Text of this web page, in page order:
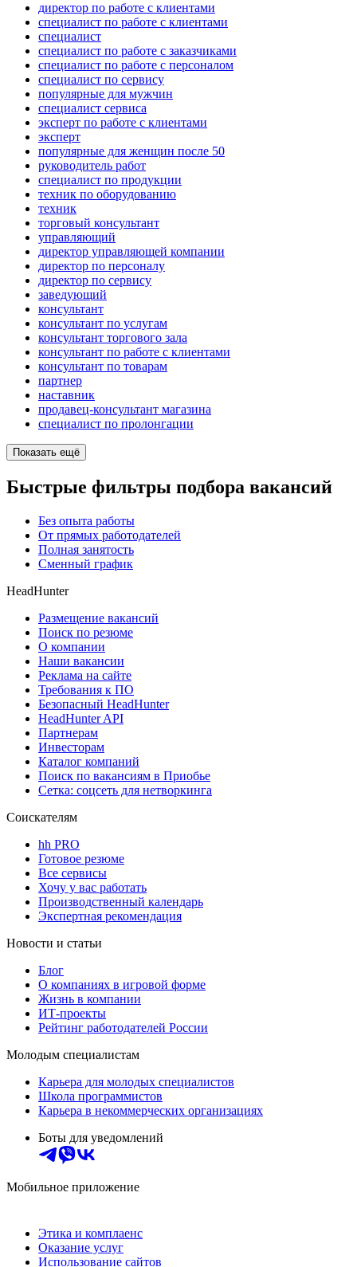
директор по работе с клиентами
специалист по работе с клиентами
специалист
специалист по работе с заказчиками
специалист по работе с персоналом
специалист по сервису
популярные для мужчин
специалист сервиса
эксперт по работе с клиентами
эксперт
популярные для женщин после 50
руководитель работ
специалист по продукции
техник по оборудованию
техник
торговый консультант
управляющий
директор управляющей компании
директор по персоналу
директор по сервису
заведующий
консультант
консультант по услугам
консультант торгового зала
консультант по работе с клиентами
консультант по товарам
партнер
наставник
продавец-консультант магазина
специалист по пролонгации
Показать ещё
Быстрые фильтры подбора вакансий
Без опыта работы
От прямых работодателей
Полная занятость
Сменный график
HeadHunter
Размещение вакансий
Поиск по резюме
О компании
Наши вакансии
Реклама на сайте
Требования к ПО
Безопасный HeadHunter
HeadHunter API
Партнерам
Инвесторам
Каталог компаний
Поиск по вакансиям в Приобье
Сетка: соцсеть для нетворкинга
Соискателям
hh PRO
Готовое резюме
Все сервисы
Хочу у вас работать
Производственный календарь
Экспертная рекомендация
Новости и статьи
Блог
О компаниях в игровой форме
Жизнь в компании
ИТ-проекты
Рейтинг работодателей России
Молодым специалистам
Карьера для молодых специалистов
Школа программистов
Карьера в некоммерческих организациях
Боты для уведомлений
Мобильное приложение
Этика и комплаенс
Оказание услуг
Использование сайтов